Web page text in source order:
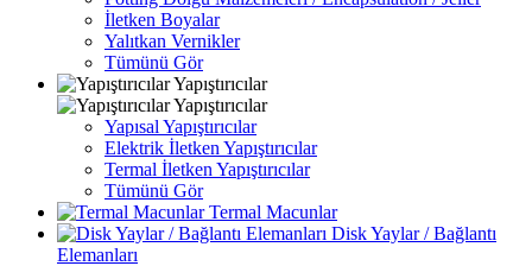
İletken Boyalar
Yalıtkan Vernikler
Tümünü Gör
Yapıştırıcılar
Yapıştırıcılar
Yapısal Yapıştırıcılar
Elektrik İletken Yapıştırıcılar
Termal İletken Yapıştırıcılar
Tümünü Gör
Termal Macunlar
Disk Yaylar / Bağlantı
Elemanları